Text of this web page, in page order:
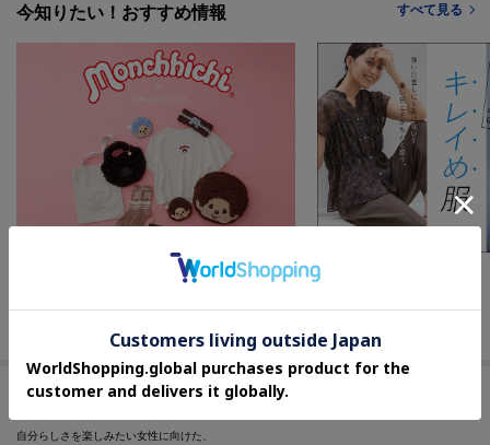
今知りたい！おすすめ情報 すべて見る
レーションアイテム発売♪
自分らしさを楽しみたい女性に向けた、